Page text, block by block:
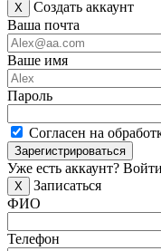
X
Создать аккаунт
Ваша почта
Ваше имя
Пароль
Согласен на
Зарегистрироваться
Уже есть аккаунт? Войти
X
Записаться
ФИО
Телефон